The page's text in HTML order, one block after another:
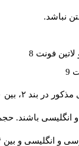
نباشد.
تا ۸۰۰۰کلمه باشد.
حجم هر دو چکیده کمتر از
و بین ۴-۶ کلمه نوشته شود.